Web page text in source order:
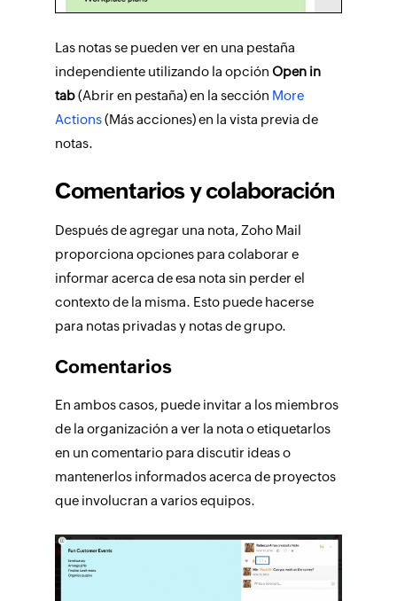
Las notas se pueden ver en una pestaña
independiente utilizando la opciónOpen in
tab(Abrir en pestaña) en la sección More
Actions(Más acciones) en la vista previa de
notas.
Comentarios y colaboración
Después de agregar una nota, Zoho Mail
proporciona opciones para colaborar e
informar acerca de esa nota sin perder el
contexto de la misma. Esto puede hacerse
para notas privadas y notas de grupo.
Comentarios
En ambos casos, puede invitar a los miembros
de la organización a ver la nota o etiquetarlos
en un comentario para discutir ideas o
mantenerlos informados acerca de proyectos
que involucran a varios equipos.